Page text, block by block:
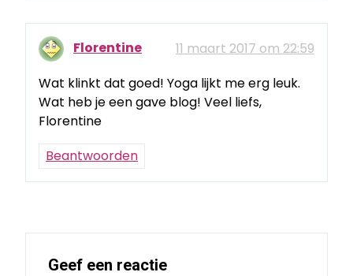
Florentine
11 maart 2017 om 22:59
Wat klinkt dat goed! Yoga lijkt me erg leuk.
Wat heb je een gave blog! Veel liefs,
Florentine
Beantwoorden
Geef een reactie